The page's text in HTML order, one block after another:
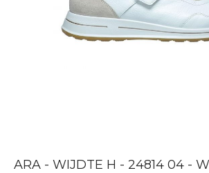
Ga
ARA - WIJDTE H - 24814 04 -